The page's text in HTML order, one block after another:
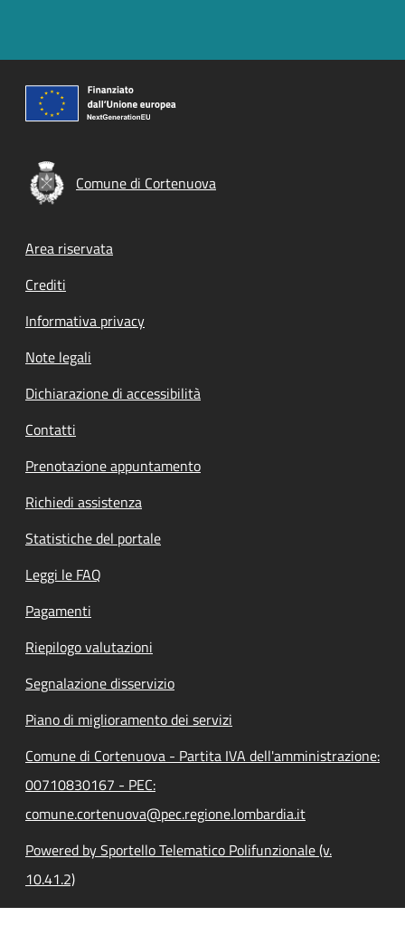
Comune di Cortenuova
Footer menu
Area riservata
Crediti
Informativa privacy
Note legali
Dichiarazione di accessibilità
Contatti
Prenotazione appuntamento
Richiedi assistenza
Statistiche del portale
Leggi le FAQ
Pagamenti
Riepilogo valutazioni
Segnalazione disservizio
Piano di miglioramento dei servizi
Comune di Cortenuova - Partita IVA dell'amministrazione:
00710830167 - PEC:
comune.cortenuova@pec.regione.lombardia.it
Powered by Sportello Telematico Polifunzionale (v.
10.41.2)